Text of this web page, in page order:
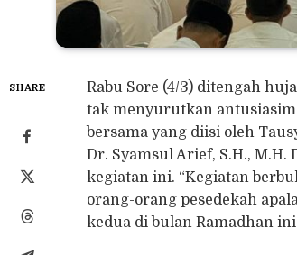
SHARE
Rabu Sore (4/3) ditengah
tak menyurutkan
bersama yang diisi oleh
Dr. Syamsul Arief, S.H.,
kegiatan ini. “Kegiatan
orang-orang pesedekah
kedua di bulan Ramadhan